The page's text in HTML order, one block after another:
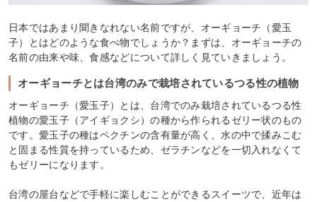
日本ではあまり聞きなれない名前ですが、オーギョーチ（愛玉
子）とはどのような食べ物でしょうか？まずは、オーギョーチの
名前の由来や味、食感などについて詳しく見ていきましょう。
オーギョーチとは台湾のみで栽培されているつる性の植物
オーギョーチ（愛玉子）とは、台湾でのみ栽培されているつる性
植物の愛玉子（アイギョクシ）の種から作られるゼリー状のもの
です。愛玉子の種はペクチンの含有量が高く、水の中で揉みこむ
と固まる性質を持っているため、ゼラチンなどを一切入れなくて
もゼリーになります。
台湾の屋台などで手軽に楽しむことができるスイーツで、近年は